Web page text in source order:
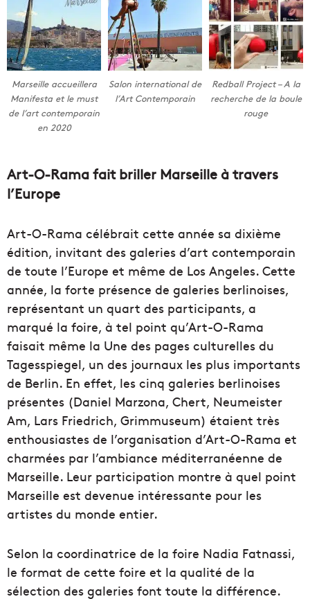
Marseille accueillera
Manifesta et le must
de l’art contemporain
en 2020
Salon international de
l’Art Contemporain
Redball Project – A la
recherche de la boule
rouge
Art-O-Rama fait briller Marseille à travers
l’Europe
Art-O-Rama célébrait cette année sa dixième
édition, invitant des galeries d’art contemporain
de toute l’Europe et même de Los Angeles. Cette
année, la forte présence de galeries berlinoises,
représentant un quart des participants, a
marqué la foire, à tel point qu’Art-O-Rama
faisait même la Une des pages culturelles du
Tagesspiegel, un des journaux les plus importants
de Berlin. En effet, les cinq galeries berlinoises
présentes (Daniel Marzona, Chert, Neumeister
Am, Lars Friedrich, Grimmuseum) étaient très
enthousiastes de l’organisation d’Art-O-Rama et
charmées par l’ambiance méditerranéenne de
Marseille. Leur participation montre à quel point
Marseille est devenue intéressante pour les
artistes du monde entier.
Selon la coordinatrice de la foire Nadia Fatnassi,
le format de cette foire et la qualité de la
sélection des galeries font toute la différence.